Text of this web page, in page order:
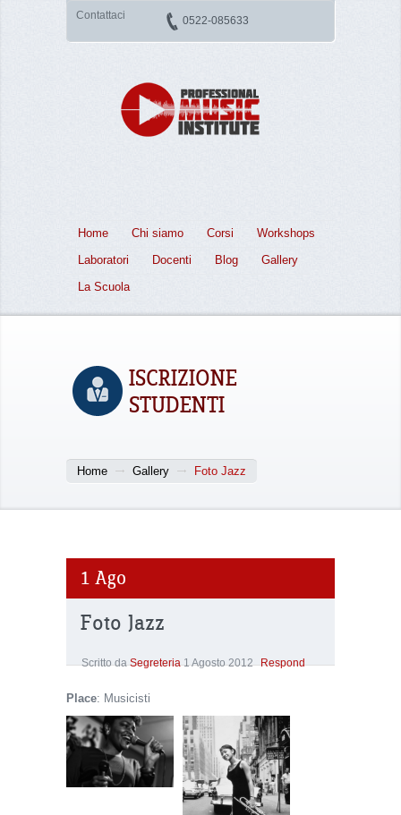
Contattaci 0522-085633
Home Chi siamo Corsi
Workshops
Laboratori
Docenti Blog
Gallery
La Scuola
ISCRIZIONE
STUDENTI
Home Gallery Foto Jazz
1 Ago
Foto Jazz
Place: Musicisti
Scritto daSegreteria 1 Agosto 2012 Respond